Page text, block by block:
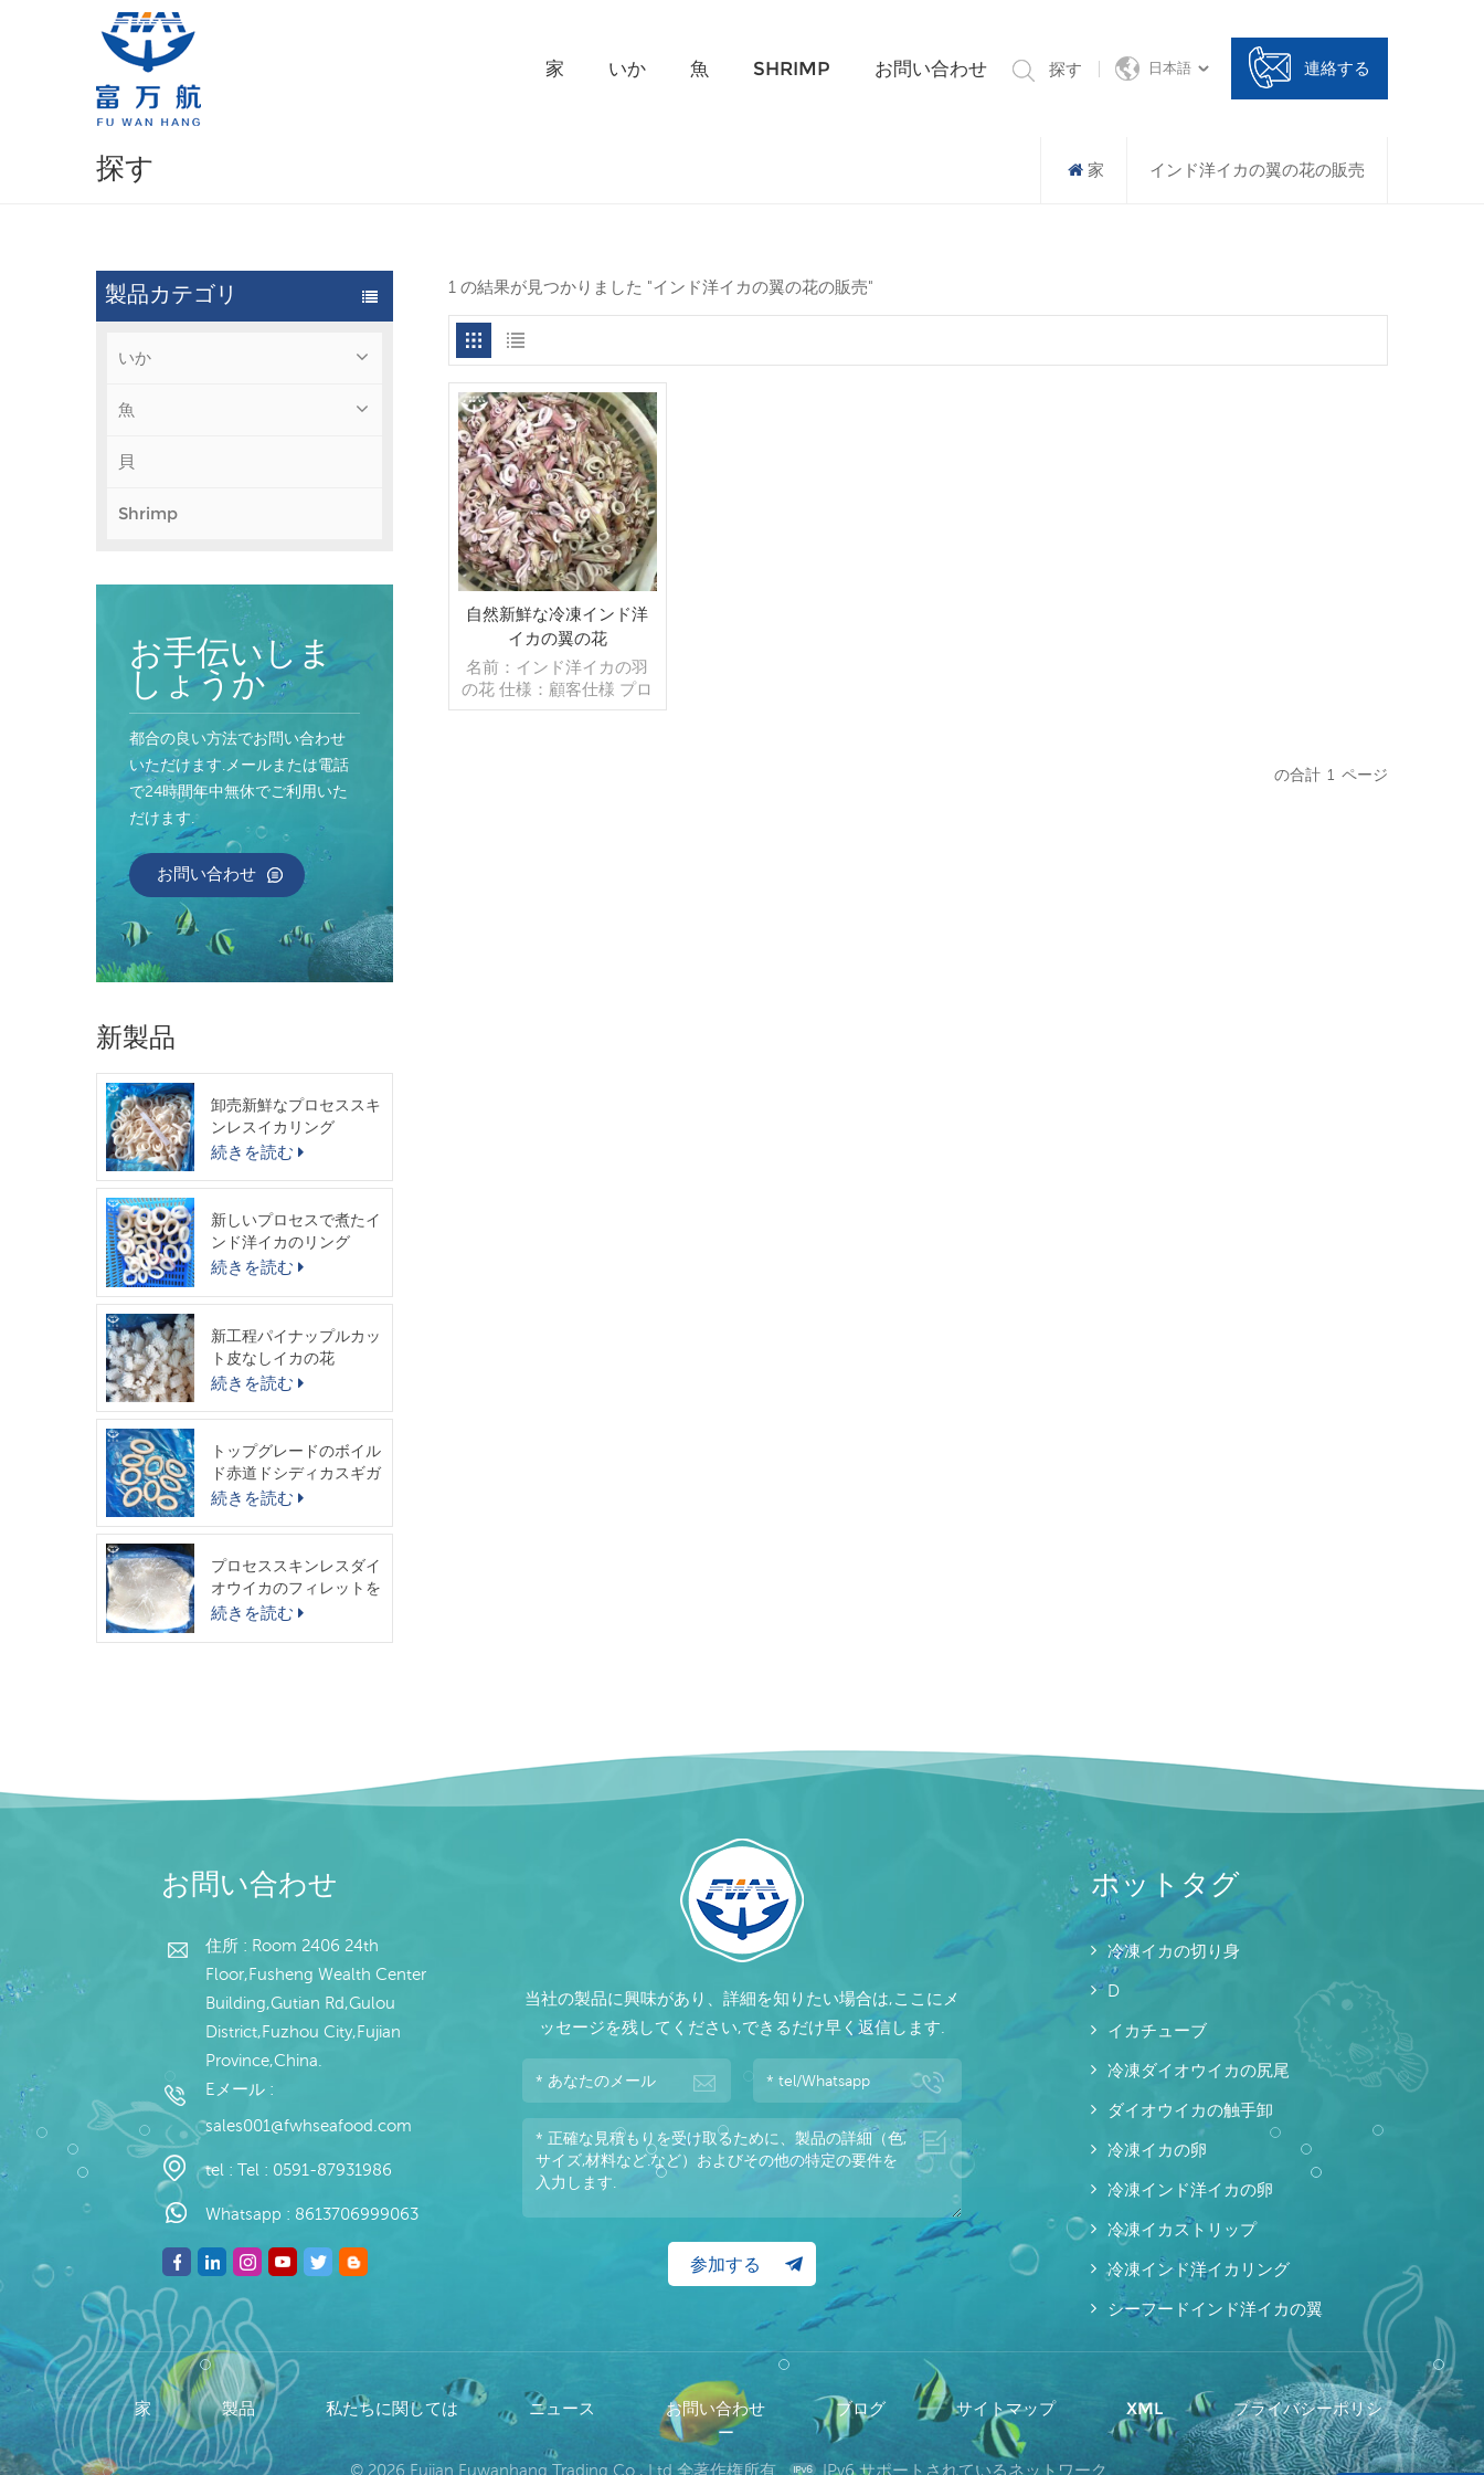
家 いか 魚 SHRIMP お問い合わせ 探す 日本語 連絡する
探す 家 インド洋イカの翼の花の販売
製品カテゴリ
いか
魚
貝
Shrimp
お手伝いしま
しょうか
都合の良い方法でお問い合わせ
いただけます.メールまたは電話
で24時間年中無休でご利用いた
だけます.
お問い合わせ
新製品
卸売新鮮なプロセススキ
ンレスイカリング
続きを読む
新しいプロセスで煮たイ
ンド洋イカのリング
続きを読む
新工程パイナップルカッ
ト皮なしイカの花
続きを読む
トップグレードのボイル
ド赤道ドシディカスギガ
スイカリング
続きを読む
プロセススキンレスダイ
オウイカのフィレットを
出荷する準備ができまし
続きを読む
1 の結果が見つかりました "インド洋イカの翼の花の販売"
自然新鮮な冷凍インド洋
イカの翼の花
名前：インド洋イカの羽
の花 仕様：顧客仕様 プロ
セス：ブランチング, グレ
の合計 1 ページ
お問い合わせ
住所 : Room 2406 24th
Floor,Fusheng Wealth Center
Building,Gutian Rd,Gulou
District,Fuzhou City,Fujian
Province,China.
Eメール :
sales001@fwhseafood.com
tel : Tel : 0591-87931986
Whatsapp : 8613706999063
当社の製品に興味があり、詳細を知りたい場合は,ここにメ
ッセージを残してください,できるだけ早く返信します.
ホットタグ
冷凍イカの切り身
D
イカチューブ
冷凍ダイオウイカの尻尾
ダイオウイカの触手卸
冷凍イカの卵
冷凍インド洋イカの卵
冷凍イカストリップ
冷凍インド洋イカリング
シーフードインド洋イカの翼
家 製品 私たちに関しては ニュース お問い合わせ ブログ サイトマップ XML
プライバシーポリシ
ー
© 2026 Fujian Fuwanhang Trading Co., Ltd 全著作権所有. IPv6 サポートされているネットワーク